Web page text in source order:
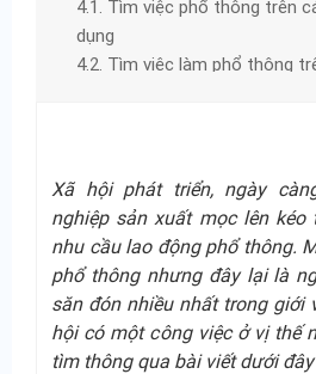
4.1. Tìm việc phổ thông trên
dụng
4.2. Tìm việc làm phổ thông
Xã hội phát triển, ngày
nghiệp sản xuất mọc lên kéo
nhu cầu lao động phổ thông.
phổ thông nhưng đây lại là
săn đón nhiều nhất trong giới
hội có một công việc ở vị thế
tìm thông qua bài viết dưới